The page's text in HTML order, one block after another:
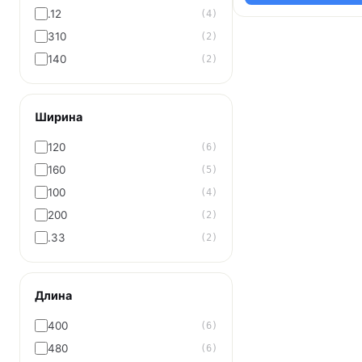
.12 (4)
310 (2)
140 (2)
Ширина
120 (6)
160 (5)
100 (4)
200 (2)
.33 (2)
Длина
400 (6)
480 (6)